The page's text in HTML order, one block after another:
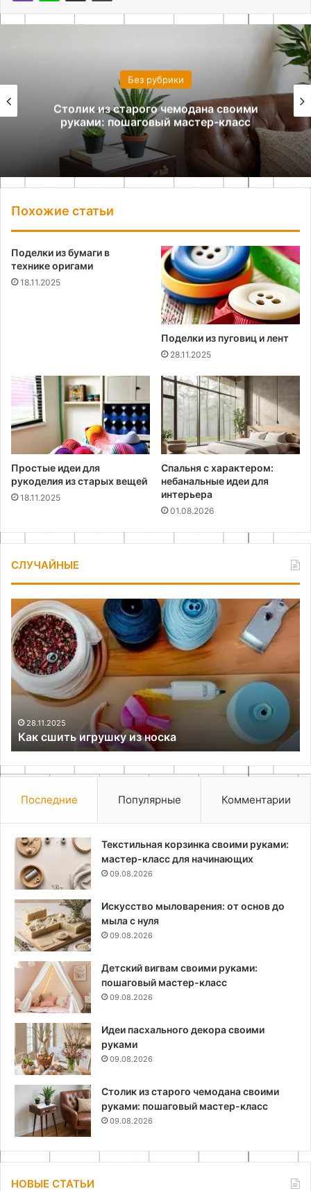
Без рубрики
Столик из старого чемодана своими
руками: пошаговый мастер-класс
Похожие статьи
Поделки из бумаги в
технике оригами
18.11.2025
Поделки из пуговиц и лент
28.11.2025
Простые идеи для
рукоделия из старых вещей
18.11.2025
Спальня с характером:
небанальные идеи для
интерьера
01.08.2026
СЛУЧАЙНЫЕ
Как
сшить
игрушку
из
носка
28.11.2025
Как сшить игрушку из носка
Последние Популярные Комментарии
Текстильная корзинка своими руками:
мастер-класс для начинающих
09.08.2026
Искусство мыловарения: от основ до
мыла с нуля
09.08.2026
Детский вигвам своими руками:
пошаговый мастер-класс
09.08.2026
Идеи пасхального декора своими
руками
09.08.2026
Столик из старого чемодана своими
руками: пошаговый мастер-класс
09.08.2026
НОВЫЕ СТАТЬИ